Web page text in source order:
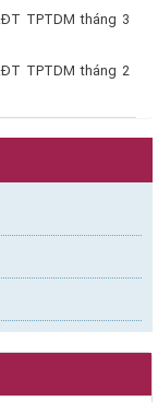
TPTDM tháng 3
TPTDM tháng 2